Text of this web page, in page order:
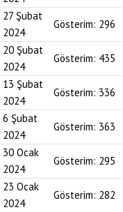
27 Şubat
2024
Gösterim: 296
20 Şubat
2024
Gösterim: 435
13 Şubat
2024
Gösterim: 336
6 Şubat
2024
Gösterim: 363
30 Ocak
2024
Gösterim: 295
23 Ocak
2024
Gösterim: 282